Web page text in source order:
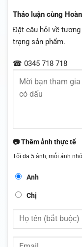
Thảo luận cùng
Đặt câu hỏi về
trạng sản phẩm.
☎ 0345 718 718
📷 Thêm ảnh thực tế
Tối đa 5 ảnh, mỗi ảnh
Anh
Chị